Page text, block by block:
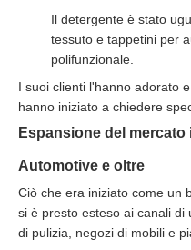
Il detergente è stato
tessuto e tappetini per
polifunzionale.
I suoi clienti l'hanno adorato
hanno iniziato a chiedere
Espansione del mercato
Automotive e oltre
Ciò che era iniziato come un
si è presto esteso ai canali di
di pulizia, negozi di mobili e